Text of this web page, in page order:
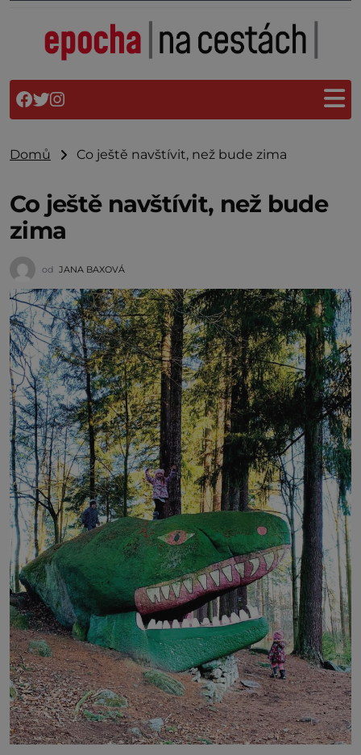
Domů Co ještě navštívit, než bude zima
Co ještě navštívit, než bude
zima
od JANA BAXOVÁ